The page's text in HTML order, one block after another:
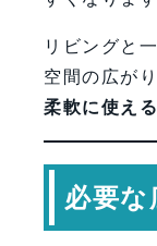
リビングと
空間の広が
柔軟に使え
必要な